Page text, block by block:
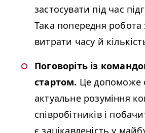
застосувати під час
Така попередня
витрати часу й
Поговоріть із
стартом. Це допоможе
актуальне розуміння
співробітників і